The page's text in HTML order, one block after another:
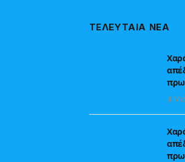
ΤΕΛΕΥΤΑΙΑ ΝΕΑ
4